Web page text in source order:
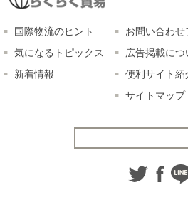
国際物流のヒント
気になるトピックス
新着情報
お問い合わせ
広告掲載につ
便利サイト紹
サイトマップ